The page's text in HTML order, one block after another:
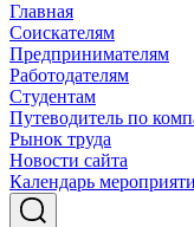
Главная
Соискателям
Предпринимателям
Работодателям
Студентам
Путеводитель по
Рынок труда
Новости сайта
Календарь